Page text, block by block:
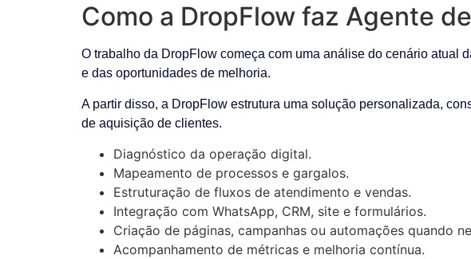
Como a DropFlow faz Agente
O trabalho da DropFlow começa com uma análise do cenário atual
e das oportunidades de melhoria.
A partir disso, a DropFlow estrutura uma solução personalizada,
de aquisição de clientes.
Diagnóstico da operação digital.
Mapeamento de processos e gargalos.
Estruturação de fluxos de atendimento e vendas.
Integração com WhatsApp, CRM, site e formulários.
Criação de páginas, campanhas ou automações quando
Acompanhamento de métricas e melhoria contínua.